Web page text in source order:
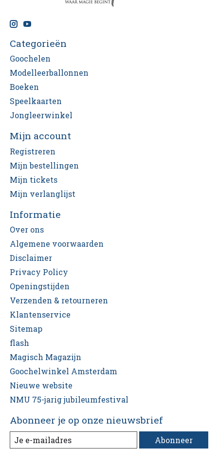
Categorieën
Goochelen
Modelleerballonnen
Boeken
Speelkaarten
Jongleerwinkel
Mijn account
Registreren
Mijn bestellingen
Mijn tickets
Mijn verlanglijst
Informatie
Over ons
Algemene voorwaarden
Disclaimer
Privacy Policy
Openingstijden
Verzenden & retourneren
Klantenservice
Sitemap
flash
Magisch Magazijn
Goochelwinkel Amsterdam
Nieuwe website
NMU 75-jarig jubileumfestival
Abonneer je op onze nieuwsbrief
Abonneer